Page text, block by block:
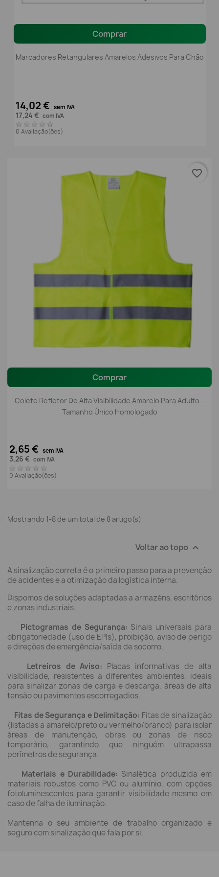
Comprar
Marcadores Retangulares Amarelos Adesivos Para Chão
14,02 € sem IVA
17,24 € com IVA
0 Avaliação(ões)
Comprar
Colete Refletor De Alta Visibilidade Amarelo Para Adulto –
Tamanho Único Homologado
2,65 € sem IVA
3,26 € com IVA
0 Avaliação(ões)
favorite_border
Mostrando 1-8 de um total de 8 artigo(s)
Voltar ao topo 
A sinalização correta é o primeiro passo para a prevenção
de acidentes e a otimização da logística interna.
Dispomos de soluções adaptadas a armazéns, escritórios
e zonas industriais:
Pictogramas de Segurança: Sinais universais para
obrigatoriedade (uso de EPIs), proibição, aviso de perigo
e direções de emergência/saída de socorro.
Letreiros de Aviso: Placas informativas de alta
visibilidade, resistentes a diferentes ambientes, ideais
para sinalizar zonas de carga e descarga, áreas de alta
tensão ou pavimentos escorregadios.
Fitas de Segurança e Delimitação: Fitas de sinalização
(listadas a amarelo/preto ou vermelho/branco) para isolar
áreas de manutenção, obras ou zonas de risco
temporário, garantindo que ninguém ultrapassa
perímetros de segurança.
Materiais e Durabilidade: Sinalética produzida em
materiais robustos como PVC ou alumínio, com opções
fotoluminescentes para garantir visibilidade mesmo em
caso de falha de iluminação.
Mantenha o seu ambiente de trabalho organizado e
seguro com sinalização que fala por si.